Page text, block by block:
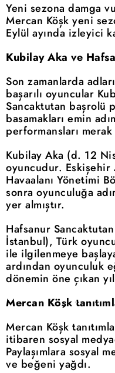
Yeni sezona damga
Mercan Köşk yeni
Eylül ayında izleyici
Kubilay Aka ve
Son zamanlarda
başarılı oyuncular
Sancaktutan başrolü
basamakları emin
performansları
Kubilay Aka (d. 12
oyuncudur.
Havaalanı Yönetimi
sonra oyunculuğa
yer almıştır.
Hafsanur
İstanbul), Türk
ile ilgilenmeye
ardından oyunculuk
dönemin öne çıkan
Mercan Köşk
Mercan Köşk
itibaren sosyal
Paylaşımlara sosyal
ve beğeni yağdı.